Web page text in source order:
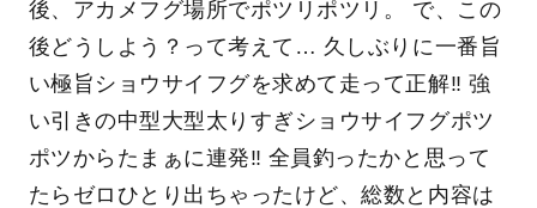
後、アカメフグ場所でポツリポツリ。 で、この
後どうしよう？って考えて… 久しぶりに一番旨
い極旨ショウサイフグを求めて走って正解‼ 強
い引きの中型大型太りすぎショウサイフグポツ
ポツからたまぁに連発‼ 全員釣ったかと思って
たらゼロひとり出ちゃったけど、総数と内容は